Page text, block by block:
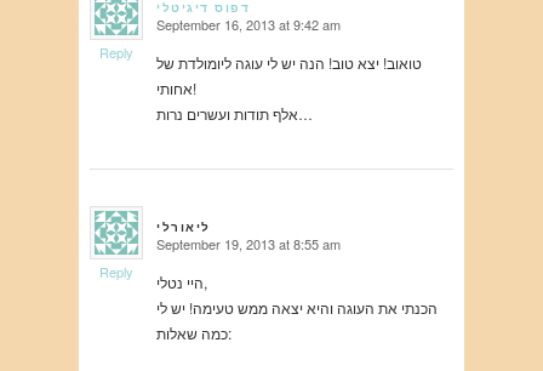
דפוס דיגיטלי
says: September 16, 2013 at 9:42 am
טואוב! יצא טוב! הנה יש לי עוגה ליומולדת של
אחותי!
אלף תודות ועשרים נרות…
Reply
ליאורלי
says: September 19, 2013 at 8:55 am
היי נטלי,
הכנתי את העוגה והיא יצאה ממש טעימה! יש לי
כמה שאלות:
Reply